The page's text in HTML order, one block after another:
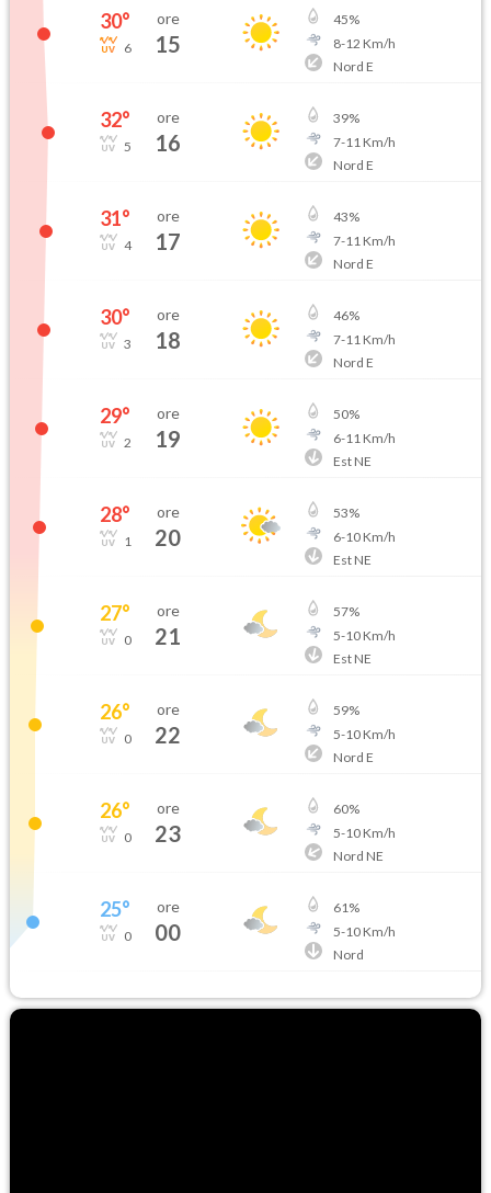
30°
6
ore
15
45%
8-12 Km/h
Nord E
32°
5
ore
16
39%
7-11 Km/h
Nord E
31°
4
ore
17
43%
7-11 Km/h
Nord E
30°
3
ore
18
46%
7-11 Km/h
Nord E
29°
2
ore
19
50%
6-11 Km/h
Est NE
28°
1
ore
20
53%
6-10Km/h
Est NE
27°
0
ore
21
57%
5-10Km/h
Est NE
26°
0
ore
22
59%
5-10Km/h
Nord E
26°
0
ore
23
60%
5-10Km/h
Nord NE
25°
0
ore
00
61%
5-10Km/h
Nord